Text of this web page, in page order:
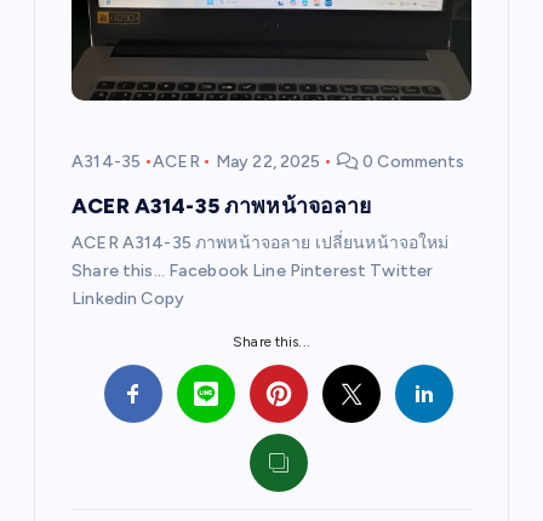
A314-35 ACER May 22, 2025 0 Comments
ACER A314-35 ภาพหน้าจอลาย
ACER A314-35 ภาพหน้าจอลาย เปลี่ยนหน้าจอใหม่
Share this… Facebook Line Pinterest Twitter
Linkedin Copy
Share this...